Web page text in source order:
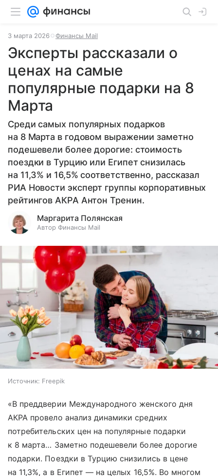
3 марта 2026 Финансы Mail
Эксперты рассказали о
ценах на самые
популярные подарки на 8
Марта
Среди самых популярных подарков
на 8 Марта в годовом выражении заметно
подешевели более дорогие: стоимость
поездки в Турцию или Египет снизилась
на 11,3% и 16,5% соответственно, рассказал
РИА Новости эксперт группы корпоративных
рейтингов АКРА Антон Тренин.
Маргарита Полянская
Автор Финансы Mail
Источник: Freepik
«В преддверии Международного женского дня
АКРА провело анализ динамики средних
потребительских цен на популярные подарки
к 8 марта… Заметно подешевели более дорогие
подарки. Поездки в Турцию снизились в цене
на 11,3%, а в Египет — на целых 16,5%. Во многом